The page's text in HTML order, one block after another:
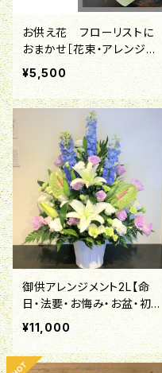
お供え花 フローリストに
おまかせ［花束・アレンジメ
ント・喪中はがきが届いた
ら］
¥5,500
御供アレンジメント2L【命
日・法要・お悔み・お盆・初
盆・お彼岸・喪中はがきが届
いたら】
¥11,000